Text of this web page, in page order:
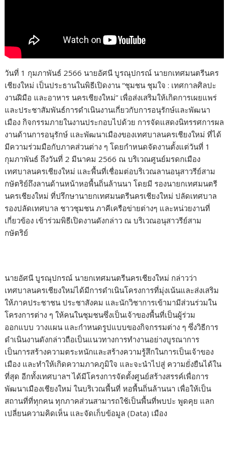
วันที่ 1 กุมภาพันธ์ 2566 นายอัศนี บูรณุปกรณ์ นายกเทศมนตรีนคร
เชียงใหม่ เป็นประธานในพิธีเปิดงาน “ชุมชน ชุมใจ : เทศกาลศิลปะ
งานฝีมือ และอาหาร นครเชียงใหม่” เพื่อส่งเสริมให้เกิดการเผยแพร่
และประชาสัมพันธ์การดำเนินงานเกี่ยวกับการอนุรักษ์และพัฒนา
เมือง กิจกรรมภายในงานประกอบไปด้วย การจัดแสดงนิทรรศการผล
งานด้านการอนุรักษ์ และพัฒนาเมืองของเทศบาลนครเชียงใหม่ ที่ได้
มีความร่วมมือกับภาคส่วนต่าง ๆ โดยกำหนดจัดงานตั้งแต่วันที่ 1
กุมภาพันธ์ ถึงวันที่ 2 มีนาคม 2566 ณ บริเวณศูนย์มรดกเมือง
เทศบาลนครเชียงใหม่ และพื้นที่เชื่อมต่อบริเวณลานอนุสาวรีย์สาม
กษัตริย์ถึงลานด้านหน้าหอพื้นถิ่นล้านนา โดยมี รองนายกเทศมนตรี
นครเชียงใหม่ ที่ปรึกษานายกเทศมนตรีนครเชียงใหม่ ปลัดเทศบาล
รองปลัดเทศบาล ชาวชุมชน ภาคีเครือข่ายต่างๆ และหน่วยงานที่
เกี่ยวข้อง เข้าร่วมพิธีเปิดงานดังกล่าว ณ บริเวณอนุสาวรีย์สาม
กษัตริย์
นายอัศนี บูรณุปกรณ์ นายกเทศมนตรีนครเชียงใหม่ กล่าวว่า
เทศบาลนครเชียงใหม่ได้มีการดำเนินโครงการที่มุ่งเน้นและส่งเสริม
ให้ภาคประชาชน ประชาสังคม และนักวิชาการเข้ามามีส่วนร่วมใน
โครงการต่าง ๆ ให้คนในชุมชนซึ่งเป็นเจ้าของพื้นที่เป็นผู้ร่วม
ออกแบบ วางแผน และกำหนดรูปแบบของกิจกรรมต่าง ๆ ซึ่งวิธีการ
ดำเนินงานดังกล่าวถือเป็นแนวทางการทำงานอย่างบูรณาการ
เป็นการสร้างความตระหนักและสร้างความรู้สึกในการเป็นเจ้าของ
เมือง และทำให้เกิดความภาคภูมิใจ และจะนำไปสู่ ความยั่งยืนได้ใน
ที่สุด อีกทั้งเทศบาลฯ ได้มีโครงการจัดตั้งศูนย์สร้างสรรค์เพื่อการ
พัฒนาเมืองเชียงใหม่ ในบริเวณพื้นที่ หอพื้นถิ่นล้านนา เพื่อให้เป็น
สถานที่ที่ทุกคน ทุกภาคส่วนสามารถใช้เป็นพื้นที่พบปะ พูดคุย แลก
เปลี่ยนความคิดเห็น และจัดเก็บข้อมูล (Data) เมือง